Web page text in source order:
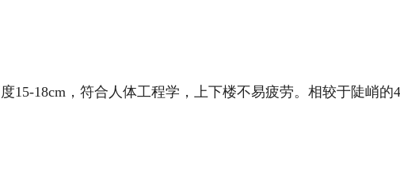
18cm，符合人体工程学，上下楼不易疲劳。相较于陡峭的